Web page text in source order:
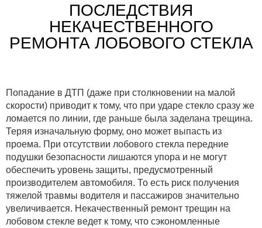
ПОСЛЕДСТВИЯ
НЕКАЧЕСТВЕННОГО
РЕМОНТА ЛОБОВОГО СТЕКЛА
Попадание в ДТП (даже при столкновении на малой
скорости) приводит к тому, что при ударе стекло сразу же
ломается по линии, где раньше была заделана трещина.
Теряя изначальную форму, оно может выпасть из
проема. При отсутствии лобового стекла передние
подушки безопасности лишаются упора и не могут
обеспечить уровень защиты, предусмотренный
производителем автомобиля. То есть риск получения
тяжелой травмы водителя и пассажиров значительно
увеличивается. Некачественный ремонт трещин на
лобовом стекле ведет к тому, что сэкономленные